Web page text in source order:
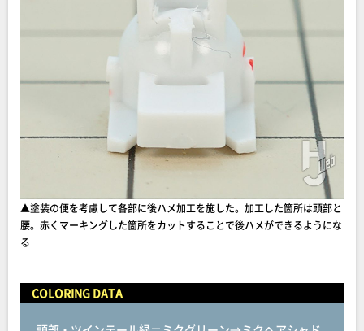
▲塗装の便を考慮して各部に後ハメ加工を施した。加工した箇所は頭部と
腰。赤くマーキングした箇所をカットすることで後ハメができるようにな
る
COLORING DATA